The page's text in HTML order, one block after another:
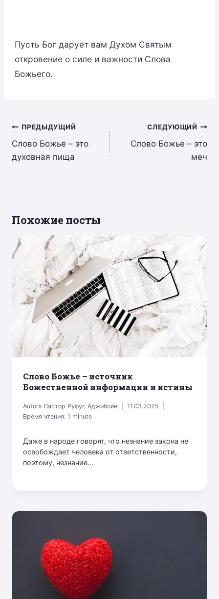
Пусть Бог дарует вам Духом Святым
откровение о силе и важности Слова
Божьего.
Навигация
по
ПРЕДЫДУЩИЙ
Слово Божье – это
духовная пища
СЛЕДУЮЩИЙ
Слово Божье – это
меч
Похожие посты
Слово Божье – источник
Божественной информации и истины
Autors Пастор Руфус Аджибойе
11.03.2025
Время чтения:1 minute
Даже в народе говорят, что незнание закона не
освобождает человека от ответственности,
поэтому, незнание...